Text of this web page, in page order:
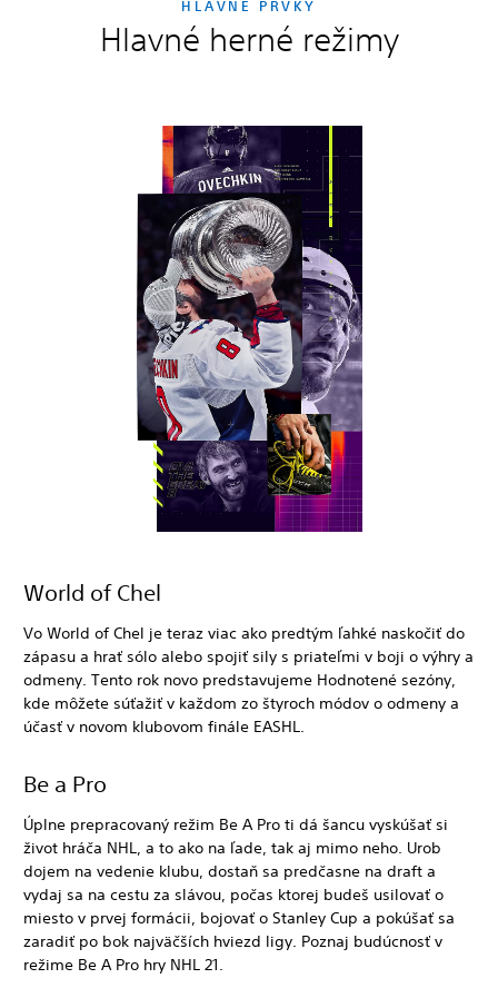
HLAVNÉ PRVKY
Hlavné herné režimy
World of Chel
Vo World of Chel je teraz viac ako predtým ľahké naskočiť do
zápasu a hrať sólo alebo spojiť sily s priateľmi v boji o výhry a
odmeny. Tento rok novo predstavujeme Hodnotené sezóny,
kde môžete súťažiť v každom zo štyroch módov o odmeny a
účasť v novom klubovom finále EASHL.
Be a Pro
Úplne prepracovaný režim Be A Pro ti dá šancu vyskúšať si
život hráča NHL, a to ako na ľade, tak aj mimo neho. Urob
dojem na vedenie klubu, dostaň sa predčasne na draft a
vydaj sa na cestu za slávou, počas ktorej budeš usilovať o
miesto v prvej formácii, bojovať o Stanley Cup a pokúšať sa
zaradiť po bok najväčších hviezd ligy. Poznaj budúcnosť v
režime Be A Pro hry NHL 21.